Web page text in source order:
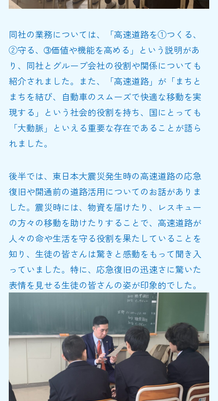
同社の業務については、「高速道路を①つくる、
②守る、➂価値や機能を高める」という説明があ
り、同社とグループ会社の役割や関係についても
紹介されました。また、「高速道路」が「まちと
まちを結び、自動車のスムーズで快適な移動を実
現する」という社会的役割を持ち、国にとっても
「大動脈」といえる重要な存在であることが語ら
れました。
後半では、東日本大震災発生時の高速道路の応急
復旧や開通前の道路活用についてのお話がありま
した。震災時には、物資を届けたり、レスキュー
の方々の移動を助けたりすることで、高速道路が
人々の命や生活を守る役割を果たしていることを
知り、生徒の皆さんは驚きと感動をもって聞き入
っていました。特に、応急復旧の迅速さに驚いた
表情を見せる生徒の皆さんの姿が印象的でした。